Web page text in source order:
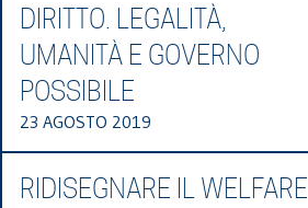
DIRITTO. LEGALITÀ,
UMANITÀ E GOVERNO
POSSIBILE
23 AGOSTO 2019
RIDISEGNARE IL WELFARE